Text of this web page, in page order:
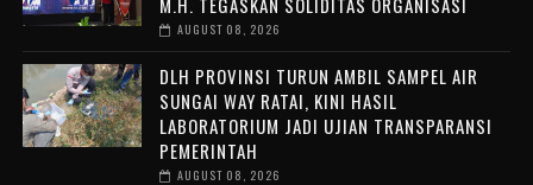
AUGUST 08, 2026
DLH PROVINSI TURUN AMBIL SAMPEL AIR
SUNGAI WAY RATAI, KINI HASIL
LABORATORIUM JADI UJIAN TRANSPARANSI
PEMERINTAH
AUGUST 08, 2026